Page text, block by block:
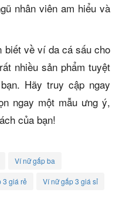
nhân viên am hiểu và
biết về ví da cá sấu cho
nhiều sản phẩm tuyệt
Hãy truy cập ngay
ngay một mẫu ưng ý,
của bạn!
Ví nữ gấp ba
3 giá rẻ Ví nữ gấp 3 giá sỉ